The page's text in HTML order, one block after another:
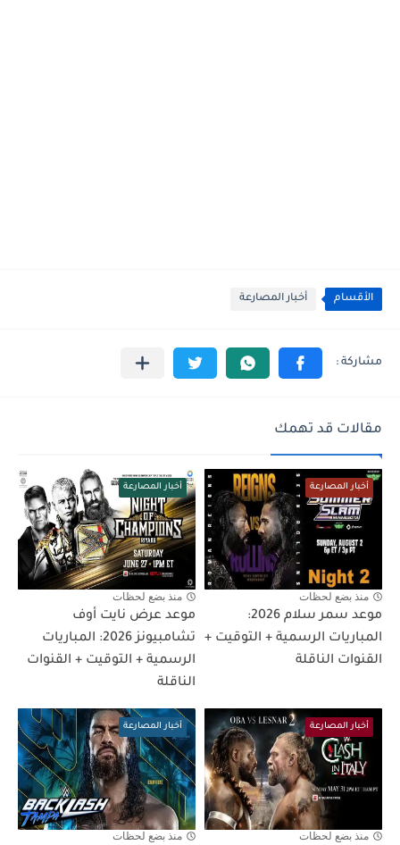
الأقسام أخبار المصارعة
مقالات قد تهمك
أخبار المصارعة
منذ بضع لحظات
موعد سمر سلام 2026:
المباريات الرسمية + التوقيت +
القنوات الناقلة
أخبار المصارعة
منذ بضع لحظات
موعد عرض نايت أوف
تشامبيونز 2026: المباريات
الرسمية + التوقيت + القنوات
الناقلة
أخبار المصارعة
منذ بضع لحظات
أخبار المصارعة
منذ بضع لحظات